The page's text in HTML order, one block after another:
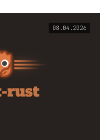
08.04.2026